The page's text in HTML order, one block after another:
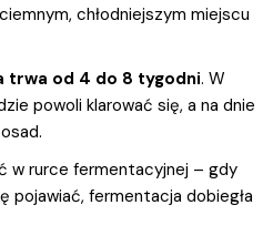
chłodniejszym miejscu
trwa od 4 do 8 tygodni. W
powoli klarować się, a na dnie
w rurce fermentacyjnej – gdy
pojawiać, fermentacja dobiegła